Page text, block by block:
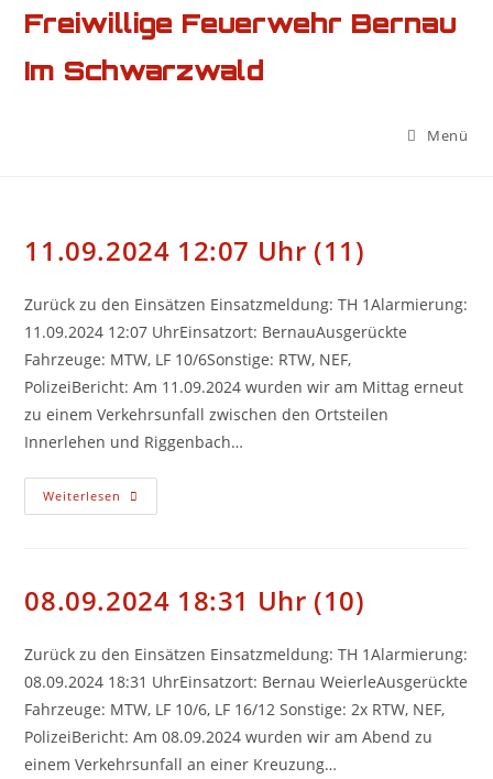
Zum
Inhalt
springen
Freiwillige Feuerwehr Bernau
Im Schwarzwald
Menü
11.09.2024 12:07 Uhr (11)
Zurück zu den Einsätzen Einsatzmeldung: TH 1Alarmierung:
11.09.2024 12:07 UhrEinsatzort: BernauAusgerückte
Fahrzeuge: MTW, LF 10/6Sonstige: RTW, NEF,
PolizeiBericht: Am 11.09.2024 wurden wir am Mittag erneut
zu einem Verkehrsunfall zwischen den Ortsteilen
Innerlehen und Riggenbach…
Weiterlesen 11.09.2024
12:07
08.09.2024 18:31 Uhr (10)
Zurück zu den Einsätzen Einsatzmeldung: TH 1Alarmierung:
08.09.2024 18:31 UhrEinsatzort: Bernau WeierleAusgerückte
Fahrzeuge: MTW, LF 10/6, LF 16/12 Sonstige: 2x RTW, NEF,
PolizeiBericht: Am 08.09.2024 wurden wir am Abend zu
einem Verkehrsunfall an einer Kreuzung…